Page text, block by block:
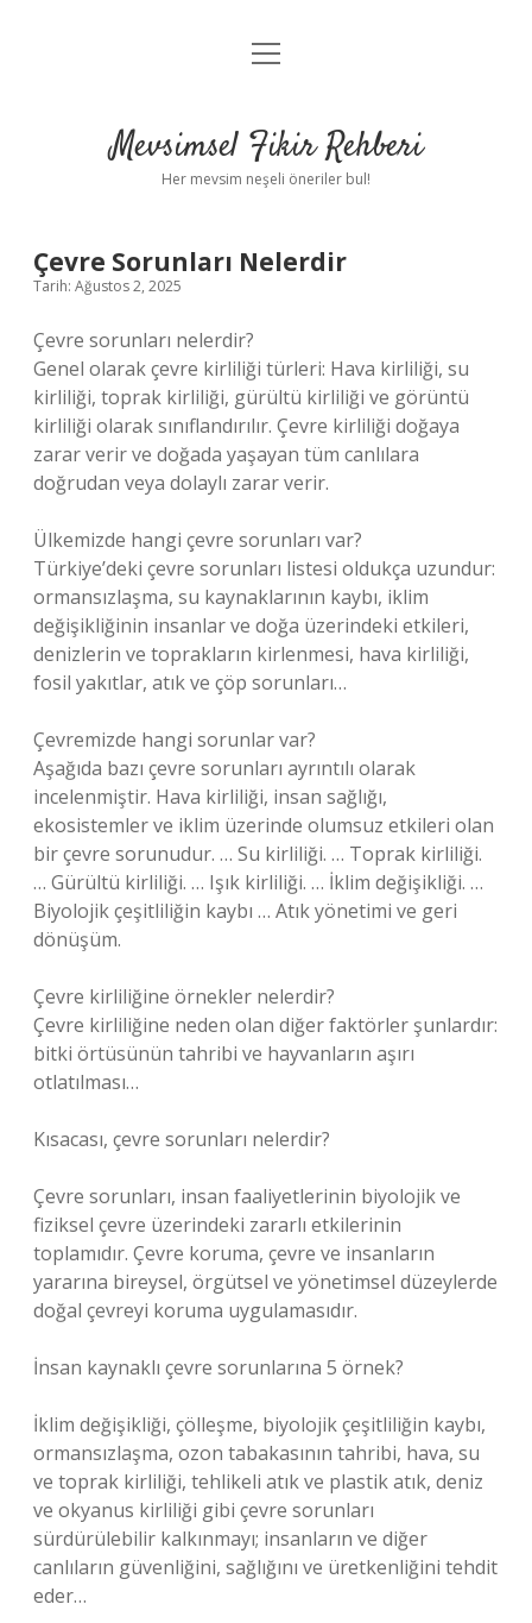
Anasayfa
Yasal Uyarı
menüyü
Mevsimsel Fikir Rehberi
Her mevsim neşeli öneriler bul!
Çevre Sorunları Nelerdir
Tarih: Ağustos 2, 2025
Çevre sorunları nelerdir?
Genel olarak çevre kirliliği türleri: Hava kirliliği, su
kirliliği, toprak kirliliği, gürültü kirliliği ve görüntü
kirliliği olarak sınıflandırılır. Çevre kirliliği doğaya
zarar verir ve doğada yaşayan tüm canlılara
doğrudan veya dolaylı zarar verir.
Ülkemizde hangi çevre sorunları var?
Türkiye’deki çevre sorunları listesi oldukça uzundur:
ormansızlaşma, su kaynaklarının kaybı, iklim
değişikliğinin insanlar ve doğa üzerindeki etkileri,
denizlerin ve toprakların kirlenmesi, hava kirliliği,
fosil yakıtlar, atık ve çöp sorunları…
Çevremizde hangi sorunlar var?
Aşağıda bazı çevre sorunları ayrıntılı olarak
incelenmiştir. Hava kirliliği, insan sağlığı,
ekosistemler ve iklim üzerinde olumsuz etkileri olan
bir çevre sorunudur. … Su kirliliği. … Toprak kirliliği.
… Gürültü kirliliği. … Işık kirliliği. … İklim değişikliği. …
Biyolojik çeşitliliğin kaybı … Atık yönetimi ve geri
dönüşüm.
Çevre kirliliğine örnekler nelerdir?
Çevre kirliliğine neden olan diğer faktörler şunlardır:
bitki örtüsünün tahribi ve hayvanların aşırı
otlatılması…
Kısacası, çevre sorunları nelerdir?
Çevre sorunları, insan faaliyetlerinin biyolojik ve
fiziksel çevre üzerindeki zararlı etkilerinin
toplamıdır. Çevre koruma, çevre ve insanların
yararına bireysel, örgütsel ve yönetimsel düzeylerde
doğal çevreyi koruma uygulamasıdır.
İnsan kaynaklı çevre sorunlarına 5 örnek?
İklim değişikliği, çölleşme, biyolojik çeşitliliğin kaybı,
ormansızlaşma, ozon tabakasının tahribi, hava, su
ve toprak kirliliği, tehlikeli atık ve plastik atık, deniz
ve okyanus kirliliği gibi çevre sorunları
sürdürülebilir kalkınmayı; insanların ve diğer
canlıların güvenliğini, sağlığını ve üretkenliğini tehdit
eder…